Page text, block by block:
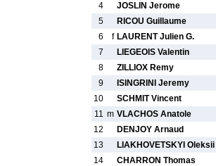
4
JOSLIN Jerome
5
RICOU Guillaume
6
f LAURENT Julien G.
7
LIEGEOIS Valentin
8
ZILLIOX Remy
9
ISINGRINI Jeremy
10
SCHMIT Vincent
11 m VLACHOS Anatole
12
DENJOY Arnaud
13
LIAKHOVETSKYI Oleksii
14
CHARRON Thomas